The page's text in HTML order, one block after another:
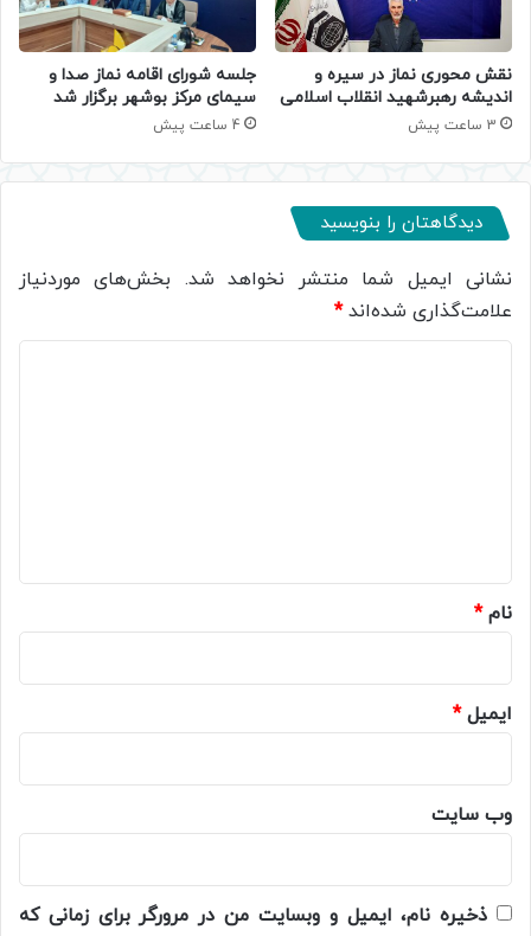
نقش محوری نماز در سیره و
اندیشه رهبرشهید انقلاب اسلامی
3 ساعت پیش
جلسه شورای اقامه نماز صدا و
سیمای مرکز بوشهر برگزار شد
4 ساعت پیش
دیدگاهتان را بنویسید
نشانی ایمیل شما منتشر نخواهد شد. بخش‌های موردنیاز
علامت‌گذاری شده‌اند*
نام*
ایمیل*
وب‌ سایت
ذخیره نام، ایمیل و وبسایت من در مرورگر برای زمانی که